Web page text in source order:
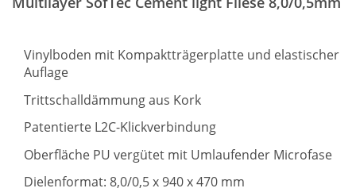
der
Vinylboden mit Kompaktträgerplatte und elastischer
Auflage
Trittschalldämmung aus Kork
Patentierte L2C-Klickverbindung
Oberfläche PU vergütet mit Umlaufender Microfase
Dielenformat: 8,0/0,5 x 940 x 470 mm